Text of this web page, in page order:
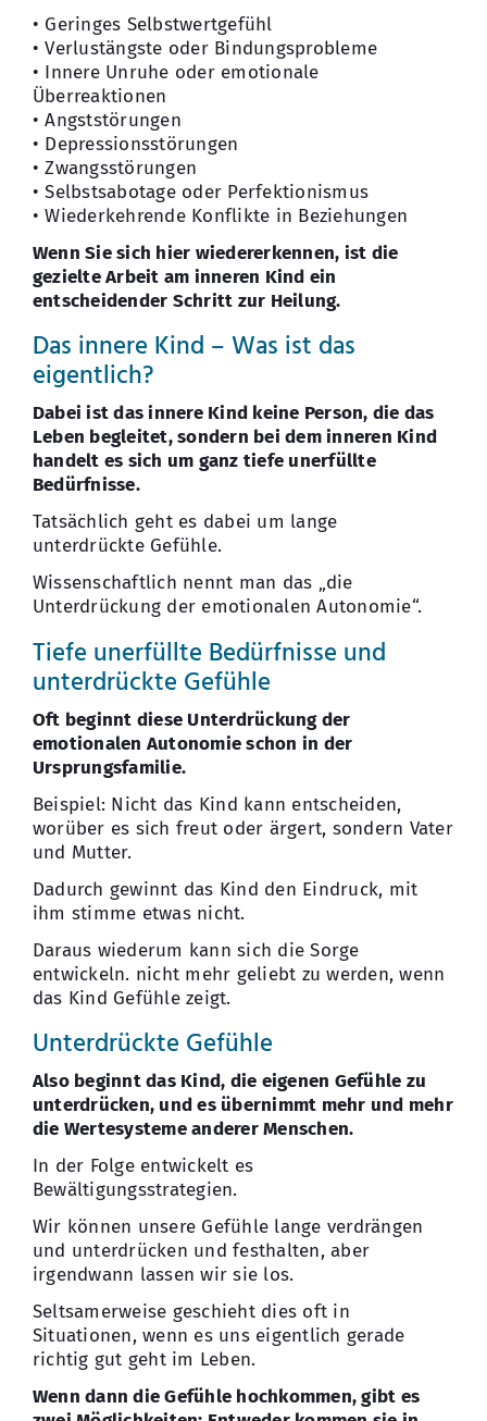
• Geringes Selbstwertgefühl
• Verlustängste oder Bindungsprobleme
• Innere Unruhe oder emotionale
Überreaktionen
• Angststörungen
• Depressionsstörungen
• Zwangsstörungen
• Selbstsabotage oder Perfektionismus
• Wiederkehrende Konflikte in Beziehungen
Wenn Sie sich hier wiedererkennen, ist die
gezielte Arbeit am inneren Kind ein
entscheidender Schritt zur Heilung.
Das innere Kind – Was ist das
eigentlich?
Dabei ist das innere Kind keine Person, die das
Leben begleitet, sondern bei dem inneren Kind
handelt es sich um ganz tiefe unerfüllte
Bedürfnisse.
Tatsächlich geht es dabei um lange
unterdrückte Gefühle.
Wissenschaftlich nennt man das „die
Unterdrückung der emotionalen Autonomie“.
Tiefe unerfüllte Bedürfnisse und
unterdrückte Gefühle
Oft beginnt diese Unterdrückung der
emotionalen Autonomie schon in der
Ursprungsfamilie.
Beispiel: Nicht das Kind kann entscheiden,
worüber es sich freut oder ärgert, sondern Vater
und Mutter.
Dadurch gewinnt das Kind den Eindruck, mit
ihm stimme etwas nicht.
Daraus wiederum kann sich die Sorge
entwickeln. nicht mehr geliebt zu werden, wenn
das Kind Gefühle zeigt.
Unterdrückte Gefühle
Also beginnt das Kind, die eigenen Gefühle zu
unterdrücken, und es übernimmt mehr und mehr
die Wertesysteme anderer Menschen.
In der Folge entwickelt es
Bewältigungsstrategien.
Wir können unsere Gefühle lange verdrängen
und unterdrücken und festhalten, aber
irgendwann lassen wir sie los.
Seltsamerweise geschieht dies oft in
Situationen, wenn es uns eigentlich gerade
richtig gut geht im Leben.
Wenn dann die Gefühle hochkommen, gibt es